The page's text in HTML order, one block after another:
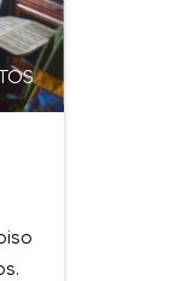
de